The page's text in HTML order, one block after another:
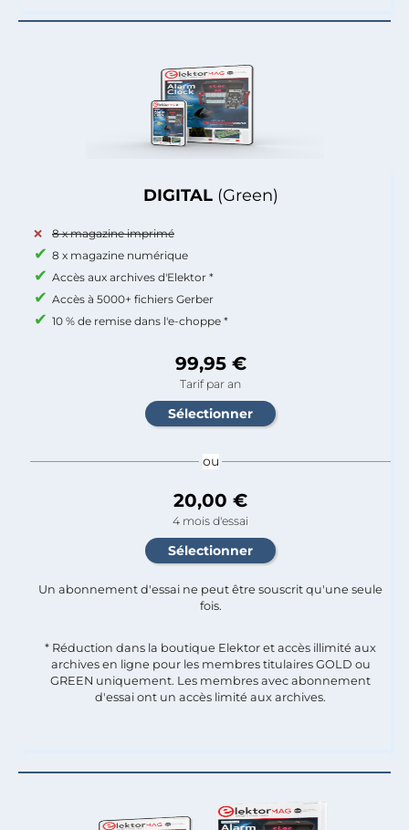
DIGITAL (Green)
8 x magazine imprimé
8 x magazine numérique
Accès aux archives d'Elektor *
Accès à 5000+ fichiers Gerber
10 % de remise dans l'e-choppe *
99,95 €
Tarif par an
ou
20,00 €
4 mois d'essai
Un abonnement d'essai ne peut être souscrit qu'une seule
fois.​
* Réduction dans la boutique Elektor et accès illimité aux
archives en ligne pour les membres titulaires GOLD ou
GREEN uniquement. Les membres avec abonnement
d'essai ont un accès limité aux archives.